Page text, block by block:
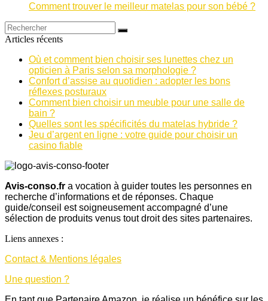
Comment trouver le meilleur matelas pour son bébé ?
Articles récents
Où et comment bien choisir ses lunettes chez un
opticien à Paris selon sa morphologie ?
Confort d’assise au quotidien : adopter les bons
réflexes posturaux
Comment bien choisir un meuble pour une salle de
bain ?
Quelles sont les spécificités du matelas hybride ?
Jeu d’argent en ligne : votre guide pour choisir un
casino fiable
Avis-conso.fr a vocation à guider toutes les personnes en
recherche d’informations et de réponses. Chaque
guide/conseil est soigneusement accompagné d’une
sélection de produits venus tout droit des sites partenaires.
Liens annexes :
Contact & Mentions légales
Une question ?